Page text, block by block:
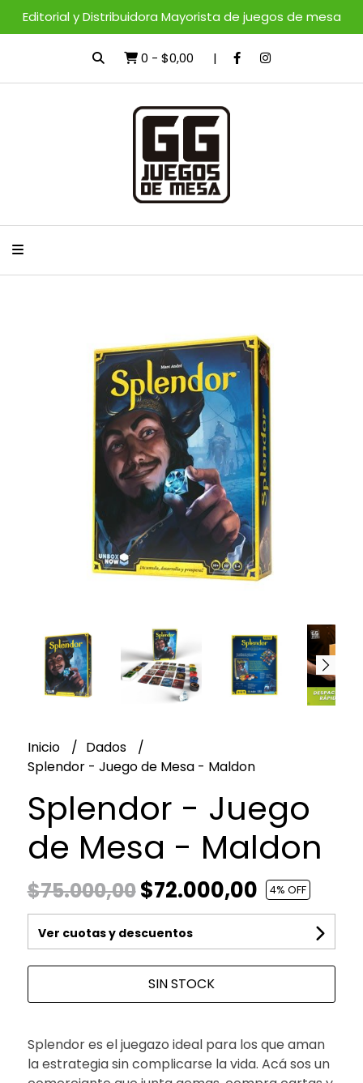
Editorial y Distribuidora Mayorista de juegos de mesa
0 - $0,00
Inicio
Dados
Splendor - Juego de Mesa - Maldon
Splendor - Juego
de Mesa - Maldon
$75.000,00$72.000,00 4% OFF
Ver cuotas y descuentos
SIN STOCK
Splendor es el juegazo ideal para los que aman
la estrategia sin complicarse la vida. Acá sos un